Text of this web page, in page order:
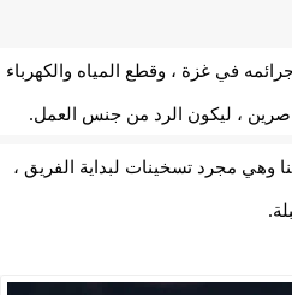
في غزة ، وقطع المياه والكهرباء
، ليكون الرد من جنس العمل.
مجرد تسخينات لبداية الفريق ،